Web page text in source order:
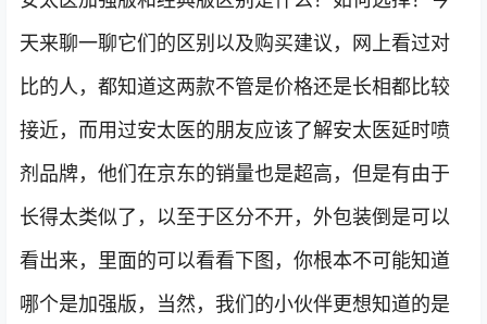
天来聊一聊它们的区别以及购买建议，网上看过对
比的人，都知道这两款不管是价格还是长相都比较
接近，而用过安太医的朋友应该了解安太医延时喷
剂品牌，他们在京东的销量也是超高，但是有由于
长得太类似了，以至于区分不开，外包装倒是可以
看出来，里面的可以看看下图，你根本不可能知道
哪个是加强版，当然，我们的小伙伴更想知道的是